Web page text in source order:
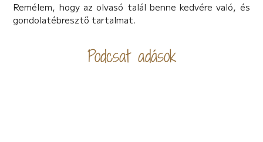
Remélem, hogy az olvasó talál benne kedvére való, és
gondolatébresztő tartalmat.
Podcsat adások